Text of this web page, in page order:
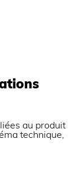
au produit
technique,